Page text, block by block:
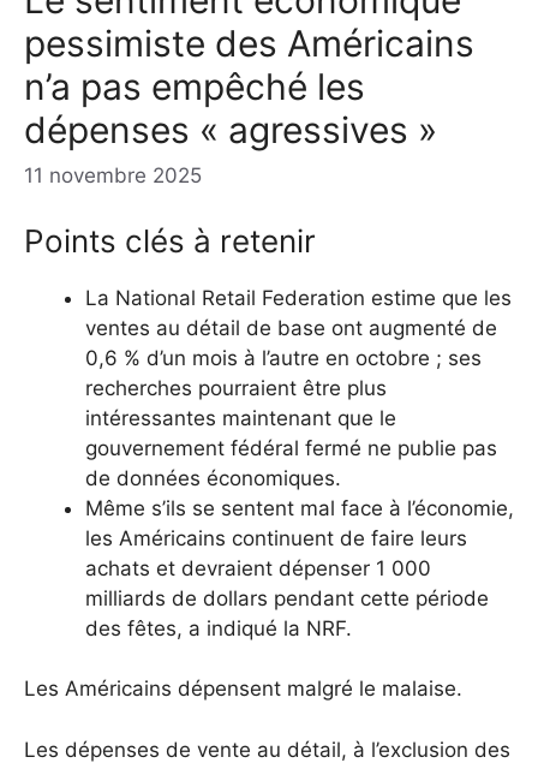
pessimiste des Américains
n’a pas empêché les
dépenses « agressives »
11 novembre 2025
Points clés à retenir
La National Retail Federation estime que les
ventes au détail de base ont augmenté de
0,6 % d’un mois à l’autre en octobre ; ses
recherches pourraient être plus
intéressantes maintenant que le
gouvernement fédéral fermé ne publie pas
de données économiques.
Même s’ils se sentent mal face à l’économie,
les Américains continuent de faire leurs
achats et devraient dépenser 1 000
milliards de dollars pendant cette période
des fêtes, a indiqué la NRF.
Les Américains dépensent malgré le malaise.
Les dépenses de vente au détail, à l’exclusion des